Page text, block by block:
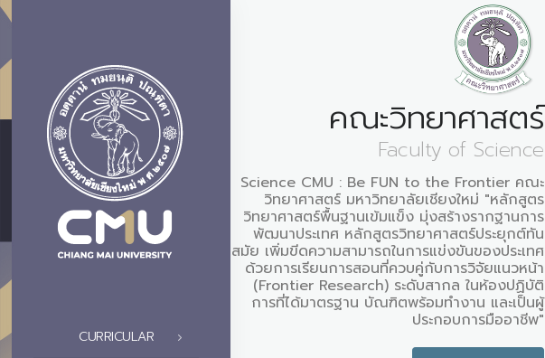
CURRICULAR
คณะวิทยาศาสตร์
Faculty of Science
Science CMU : Be FUN to the Frontier คณะ
วิทยาศาสตร์ มหาวิทยาลัยเชียงใหม่ "หลักสูตร
วิทยาศาสตร์พื้นฐานเข้มแข็ง มุ่งสร้างรากฐานการ
พัฒนาประเทศ หลักสูตรวิทยาศาสตร์ประยุกต์ทัน
สมัย เพิ่มขีดความสามารถในการแข่งขันของประเทศ
ด้วยการเรียนการสอนที่ควบคู่กับการวิจัยแนวหน้า
(Frontier Research) ระดับสากล ในห้องปฏิบัติ
การที่ได้มาตรฐาน บัณฑิตพร้อมทำงาน และเป็นผู้
ประกอบการมืออาชีพ"